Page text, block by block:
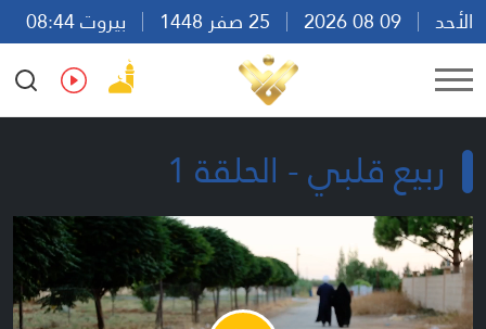
الأحد
بيروت 08:44
Ar
En Fr Es
ربيع قلبي - الحلقة 1